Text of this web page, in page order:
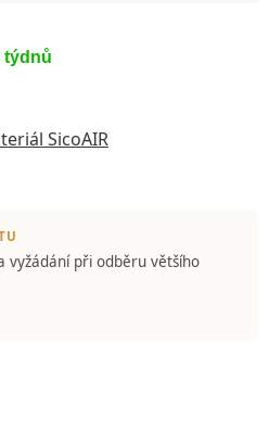
týdnů
SicoAIR
vyžádánípři odběru většího